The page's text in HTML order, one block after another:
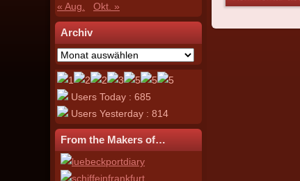
« Aug.
Okt. »
Archiv
Archiv
Users Today : 685
Users Yesterday : 814
From the Makers of…